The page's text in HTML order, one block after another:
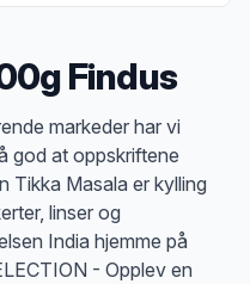
Findus
markeder har vi
god at oppskriftene
Tikka Masala er kylling
linser og
India hjemme på
- Opplev en